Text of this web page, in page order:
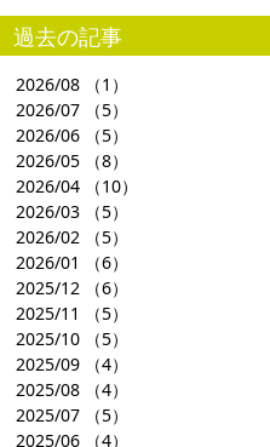
過去の記事
2026/08 （1）
2026/07 （5）
2026/06 （5）
2026/05 （8）
2026/04 （10）
2026/03 （5）
2026/02 （5）
2026/01
（6）
2025/12 （6）
2025/11
（5）
2025/10 （5）
2025/09 （4）
2025/08 （4）
2025/07 （5）
2025/06 （4）